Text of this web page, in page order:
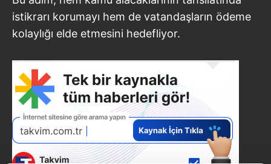
istikrarı korumayı hem de vatandaşların ödeme
kolaylığı elde etmesini hedefliyor.